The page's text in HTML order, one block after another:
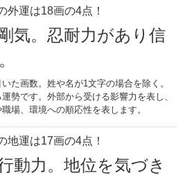
外運は18画の4点！
気。忍耐力があり信
た画数。姓や名が1文字の場合を除く。
勢です。外部から受ける影響力を表し、
場、環境への順応性を表します。
地運は17画の4点！
動力。地位を気づき